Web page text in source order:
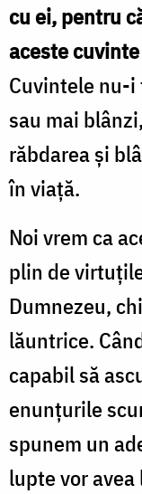
cu ei, pentru
aceste
Cuvintele nu-
sau mai
răbdarea şi
în viaţă.
Noi vrem ca
plin de
Dumnezeu,
lăuntrice.
capabil să
enunţurile
spunem un
lupte vor